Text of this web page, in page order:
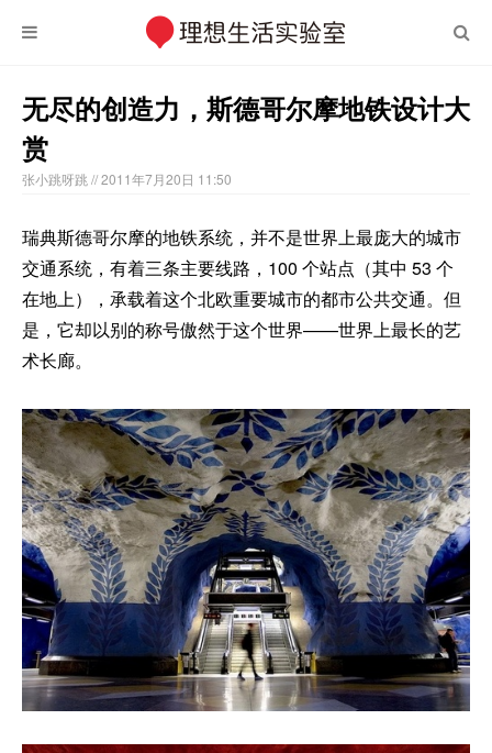
无尽的创造力，斯德哥尔摩地铁设计大
赏
张小跳呀跳 // 2011年7月20日 11:50
瑞典斯德哥尔摩的地铁系统，并不是世界上最庞大的城市
交通系统，有着三条主要线路，100 个站点（其中 53 个
在地上），承载着这个北欧重要城市的都市公共交通。但
是，它却以别的称号傲然于这个世界——世界上最长的艺
术长廊。